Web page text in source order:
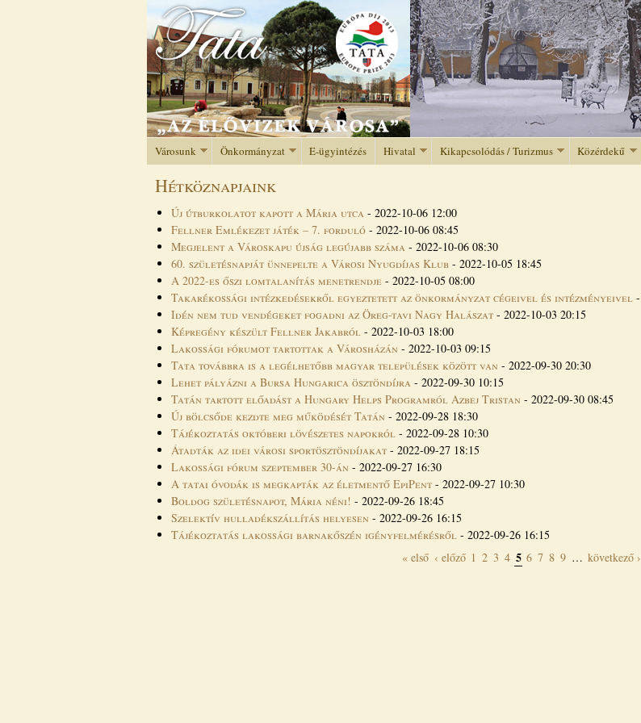
Jump to navigation
Városunk Önkormányzat E-ügyintézés Hivatal Kikapcsolódás / Turizmus Közérdekű
Hétköznapjaink
Új útburkolatot kapott a Mária utca - 2022-10-06 12:00
Fellner Emlékezet játék – 7. forduló - 2022-10-06 08:45
Megjelent a Városkapu újság legújabb száma - 2022-10-06 08:30
60. születésnapját ünnepelte a Városi Nyugdíjas Klub - 2022-10-05 18:45
A 2022-es őszi lomtalanítás menetrendje - 2022-10-05 08:00
Takarékossági intézkedésekről egyeztetett az önkormányzat cégeivel és intézményeivel -
Idén nem tud vendégeket fogadni az Öreg-tavi Nagy Halászat - 2022-10-03 20:15
Képregény készült Fellner Jakabról - 2022-10-03 18:00
Lakossági fórumot tartottak a Városházán - 2022-10-03 09:15
Tata továbbra is a legélhetőbb magyar települések között van - 2022-09-30 20:30
Lehet pályázni a Bursa Hungarica ösztöndíjra - 2022-09-30 10:15
Tatán tartott előadást a Hungary Helps Programról Azbej Tristan - 2022-09-30 08:45
Új bölcsőde kezdte meg működését Tatán - 2022-09-28 18:30
Tájékoztatás októberi lövészetes napokról - 2022-09-28 10:30
Átadták az idei városi sportösztöndíjakat - 2022-09-27 18:15
Lakossági fórum szeptember 30-án - 2022-09-27 16:30
A tatai óvodák is megkapták az életmentő EpiPent - 2022-09-27 10:30
Boldog születésnapot, Mária néni! - 2022-09-26 18:45
Szelektív hulladékszállítás helyesen - 2022-09-26 16:15
Tájékoztatás lakossági barnakőszén igényfelmérésről - 2022-09-26 16:15
« első ‹ előző 1 2 3 4 5 6 7 8 9 … következő ›